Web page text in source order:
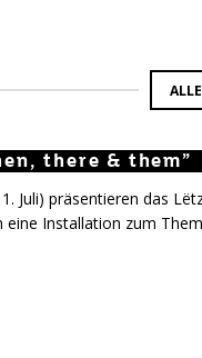
there & them”
there & them”
there & them”
Juli) präsentieren das
Installation zum